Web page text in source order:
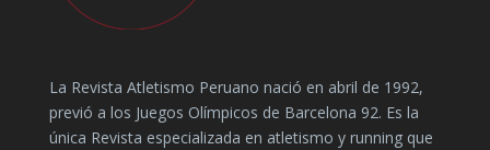
La Revista Atletismo Peruano nació en abril de 1992,
previó a los Juegos Olímpicos de Barcelona 92. Es la
única Revista especializada en atletismo y running que